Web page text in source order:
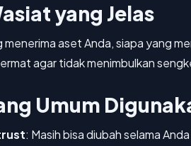
yang Jelas
aset Anda, siapa yang
agar tidak menimbulkan
Umum
: Masih bisa diubah selama